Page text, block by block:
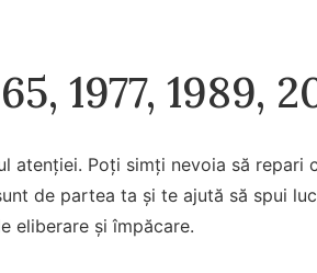
1977, 1989,
atenției. Poți simți nevoia să
de partea ta și te ajută să spui
eliberare și împăcare.